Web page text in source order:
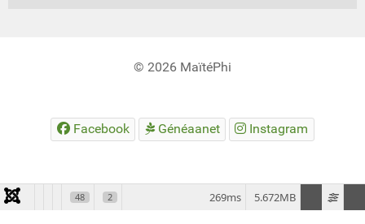
© 2026 MaïtéPhi
Facebook Généaanet Instagram
48 2 5.672MB
269ms